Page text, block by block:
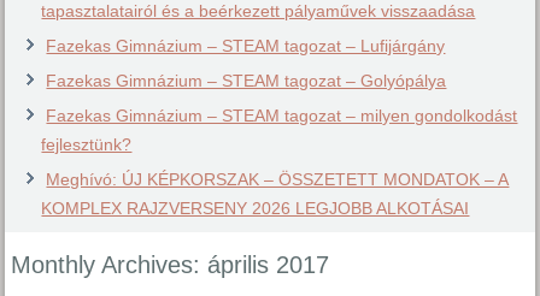
tapasztalatairól és a beérkezett pályaművek visszaadása
Fazekas Gimnázium – STEAM tagozat – Lufijárgány
Fazekas Gimnázium – STEAM tagozat – Golyópálya
Fazekas Gimnázium – STEAM tagozat – milyen gondolkodást
fejlesztünk?
Meghívó: ÚJ KÉPKORSZAK – ÖSSZETETT MONDATOK – A
KOMPLEX RAJZVERSENY 2026 LEGJOBB ALKOTÁSAI
Monthly Archives: április 2017